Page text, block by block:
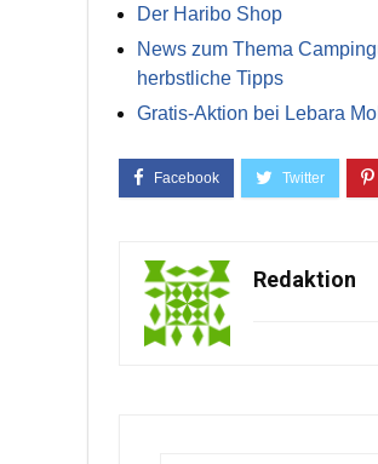
Der Haribo Shop
News zum Thema
herbstliche Tipps
Gratis-Aktion bei Lebara
Redaktion